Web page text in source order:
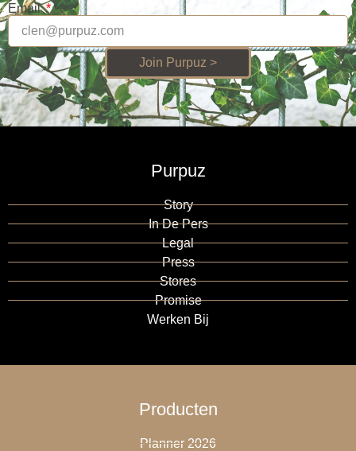
Email
Join Purpuz >
Purpuz
Story
In De Pers
Legal
Press
Stores
Promise
Werken Bij
Producten
Planner 2026